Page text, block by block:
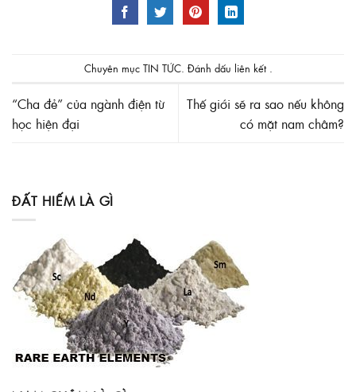
Chuyên mục TIN TỨC. Đánh dấu liên kết
“Cha đẻ” của ngành điện từ
học hiện đại
Thế giới sẽ ra sao nếu không
có mặt nam châm?
ĐẤT HIẾM LÀ GÌ